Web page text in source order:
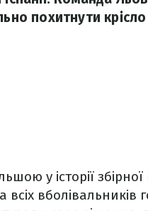
похитнути
у історії
вболівальників